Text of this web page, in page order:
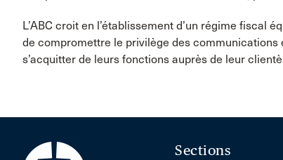
L’ABC croit en l’établissement d’un régime fiscal
de compromettre le privilège des communications
s’acquitter de leurs fonctions auprès de leur
Sections